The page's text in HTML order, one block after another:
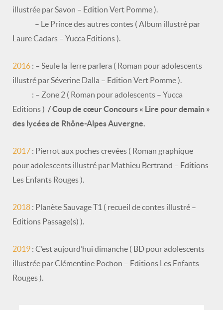
illustrée par Savon – Edition Vert Pomme ).
– Le Prince des autres contes ( Album illustré par
Laure Cadars – Yucca Editions ).
2016 : – Seule la Terre parlera ( Roman pour adolescents
illustré par Séverine Dalla – Edition Vert Pomme ).
: – Zone 2 ( Roman pour adolescents – Yucca
Editions ) / Coup de cœur Concours « Lire pour demain »
des lycées de Rhône-Alpes Auvergne.
2017 : Pierrot aux poches crevées ( Roman graphique
pour adolescents illustré par Mathieu Bertrand – Editions
Les Enfants Rouges ).
2018 : Planète Sauvage T1 ( recueil de contes illustré –
Editions Passage(s) ).
2019 : C’est aujourd’hui dimanche ( BD pour adolescents
illustrée par Clémentine Pochon – Editions Les Enfants
Rouges ).